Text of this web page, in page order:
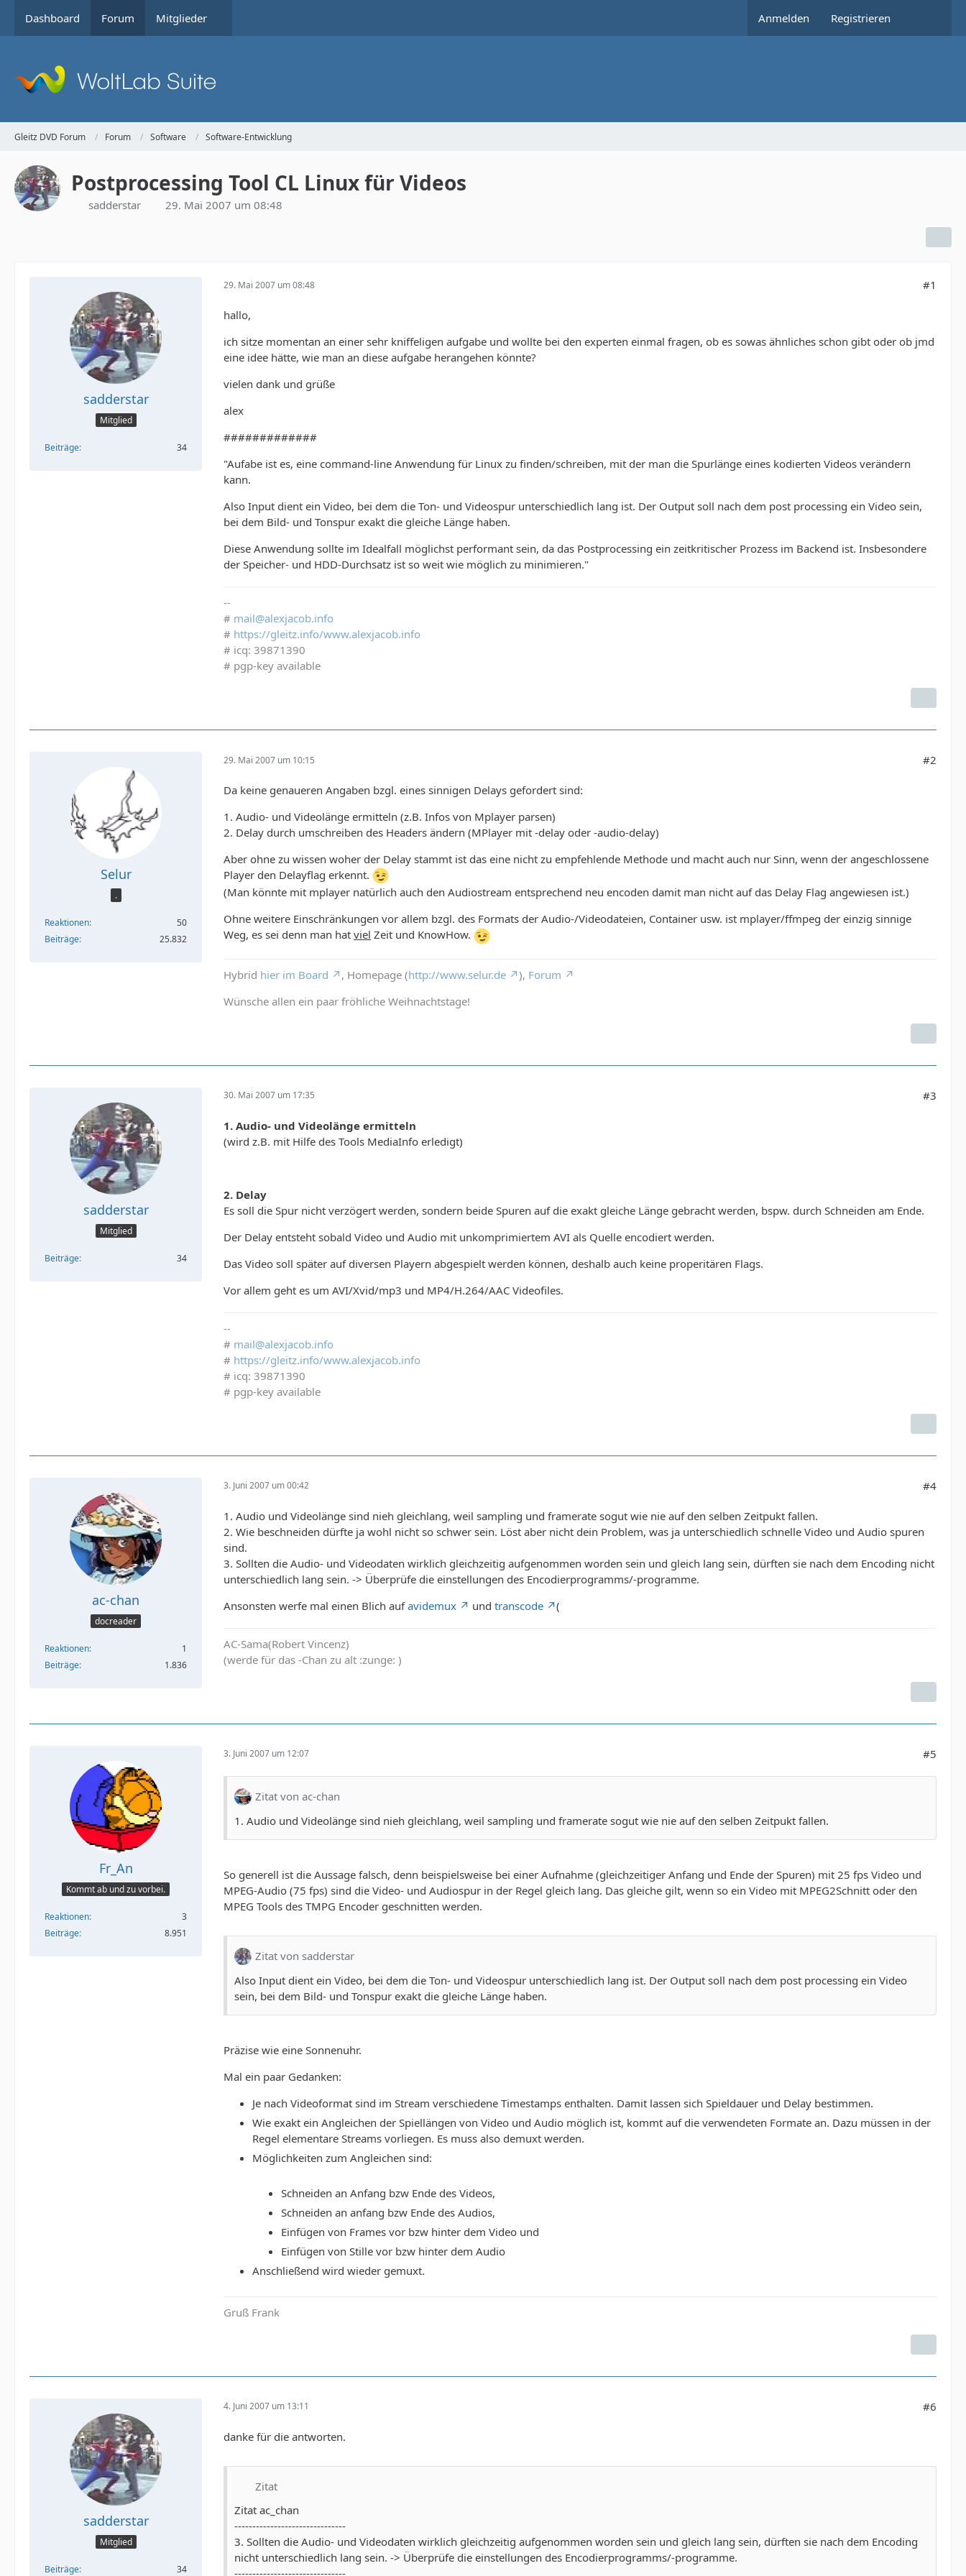
Dashboard Forum Mitglieder Anmelden Registrieren
Gleitz DVD Forum Forum Software Software-Entwicklung
Postprocessing Tool CL Linux für Videos
sadderstar 29. Mai 2007 um 08:48
sadderstar
Mitglied
Beiträge 34
29. Mai 2007 um 08:48 #1
hallo,
ich sitze momentan an einer sehr kniffeligen aufgabe und wollte bei den experten einmal fragen, ob es sowas ähnliches schon gibt oder ob jmd
eine idee hätte, wie man an diese aufgabe herangehen könnte?
vielen dank und grüße
alex
#############
"Aufabe ist es, eine command-line Anwendung für Linux zu finden/schreiben, mit der man die Spurlänge eines kodierten Videos verändern
kann.
Also Input dient ein Video, bei dem die Ton- und Videospur unterschiedlich lang ist. Der Output soll nach dem post processing ein Video sein,
bei dem Bild- und Tonspur exakt die gleiche Länge haben.
Diese Anwendung sollte im Idealfall möglichst performant sein, da das Postprocessing ein zeitkritischer Prozess im Backend ist. Insbesondere
der Speicher- und HDD-Durchsatz ist so weit wie möglich zu minimieren."
--
# mail@alexjacob.info
# https://gleitz.info/www.alexjacob.info
# icq: 39871390
# pgp-key available
Selur
.
Reaktionen
50
Beiträge
25.832
29. Mai 2007 um 10:15 #2
Da keine genaueren Angaben bzgl. eines sinnigen Delays gefordert sind:
1. Audio- und Videolänge ermitteln (z.B. Infos von Mplayer parsen)
2. Delay durch umschreiben des Headers ändern (MPlayer mit -delay oder -audio-delay)
Aber ohne zu wissen woher der Delay stammt ist das eine nicht zu empfehlende Methode und macht auch nur Sinn, wenn der angeschlossene
Player den Delayflag erkennt.
(Man könnte mit mplayer natürlich auch den Audiostream entsprechend neu encoden damit man nicht auf das Delay Flag angewiesen ist.)
Ohne weitere Einschränkungen vor allem bzgl. des Formats der Audio-/Videodateien, Container usw. ist mplayer/ffmpeg der einzig sinnige
Weg, es sei denn man hat viel Zeit und KnowHow.
Hybrid hier im Board , Homepage (http://www.selur.de ), Forum
Wünsche allen ein paar fröhliche Weihnachtstage!
sadderstar
Mitglied
Beiträge 34
30. Mai 2007 um 17:35 #3
1. Audio- und Videolänge ermitteln
(wird z.B. mit Hilfe des Tools MediaInfo erledigt)
2. Delay
Es soll die Spur nicht verzögert werden, sondern beide Spuren auf die exakt gleiche Länge gebracht werden, bspw. durch Schneiden am Ende.
Der Delay entsteht sobald Video und Audio mit unkomprimiertem AVI als Quelle encodiert werden.
Das Video soll später auf diversen Playern abgespielt werden können, deshalb auch keine properitären Flags.
Vor allem geht es um AVI/Xvid/mp3 und MP4/H.264/AAC Videofiles.
--
# mail@alexjacob.info
# https://gleitz.info/www.alexjacob.info
# icq: 39871390
# pgp-key available
ac-chan
docreader
Reaktionen
1
Beiträge
1.836
3. Juni 2007 um 00:42 #4
1. Audio und Videolänge sind nieh gleichlang, weil sampling und framerate sogut wie nie auf den selben Zeitpukt fallen.
2. Wie beschneiden dürfte ja wohl nicht so schwer sein. Löst aber nicht dein Problem, was ja unterschiedlich schnelle Video und Audio spuren
sind.
3. Sollten die Audio- und Videodaten wirklich gleichzeitig aufgenommen worden sein und gleich lang sein, dürften sie nach dem Encoding nicht
unterschiedlich lang sein. -> Überprüfe die einstellungen des Encodierprogramms/-programme.
Ansonsten werfe mal einen Blich aufavidemux und transcode (
AC-Sama(Robert Vincenz)
(werde für das -Chan zu alt :zunge: )
Fr_An
Kommt ab und zu vorbei.
Reaktionen
3
Beiträge
8.951
3. Juni 2007 um 12:07 #5
Zitat von ac-chan
1. Audio und Videolänge sind nieh gleichlang, weil sampling und framerate sogut wie nie auf den selben Zeitpukt fallen.
So generell ist die Aussage falsch, denn beispielsweise bei einer Aufnahme (gleichzeitiger Anfang und Ende der Spuren) mit 25 fps Video und
MPEG-Audio (75 fps) sind die Video- und Audiospur in der Regel gleich lang. Das gleiche gilt, wenn so ein Video mit MPEG2Schnitt oder den
MPEG Tools des TMPG Encoder geschnitten werden.
Zitat von sadderstar
Also Input dient ein Video, bei dem die Ton- und Videospur unterschiedlich lang ist. Der Output soll nach dem post processing ein Video
sein, bei dem Bild- und Tonspur exakt die gleiche Länge haben.
Präzise wie eine Sonnenuhr.
Mal ein paar Gedanken:
Je nach Videoformat sind im Stream verschiedene Timestamps enthalten. Damit lassen sich Spieldauer und Delay bestimmen.
Wie exakt ein Angleichen der Spiellängen von Video und Audio möglich ist, kommt auf die verwendeten Formate an. Dazu müssen in der
Regel elementare Streams vorliegen. Es muss also demuxt werden.
Möglichkeiten zum Angleichen sind:
Schneiden an Anfang bzw Ende des Videos,
Schneiden an anfang bzw Ende des Audios,
Einfügen von Frames vor bzw hinter dem Video und
Einfügen von Stille vor bzw hinter dem Audio
Anschließend wird wieder gemuxt.
Gruß Frank
sadderstar
Mitglied
Beiträge 34
4. Juni 2007 um 13:11 #6
danke für die antworten.
Zitat
Zitat ac_chan
-------------------------------
3. Sollten die Audio- und Videodaten wirklich gleichzeitig aufgenommen worden sein und gleich lang sein, dürften sie nach dem Encoding
nicht unterschiedlich lang sein. -> Überprüfe die einstellungen des Encodierprogramms/-programme.
-------------------------------